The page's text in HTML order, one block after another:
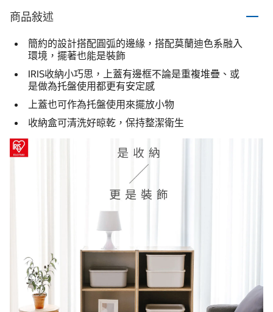
商品敍述
簡約的設計搭配圓弧的邊緣，搭配莫蘭迪色系融入
環境，擺著也能是裝飾
IRIS收納小巧思，上蓋有邊框不論是重複堆疊、或
是做為托盤使用都更有安定感
上蓋也可作為托盤使用來擺放小物
收納盒可清洗好晾乾，保持整潔衛生